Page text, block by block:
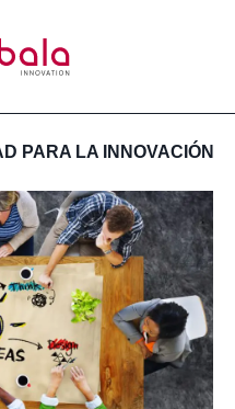
PARA LA INNOVACIÓN